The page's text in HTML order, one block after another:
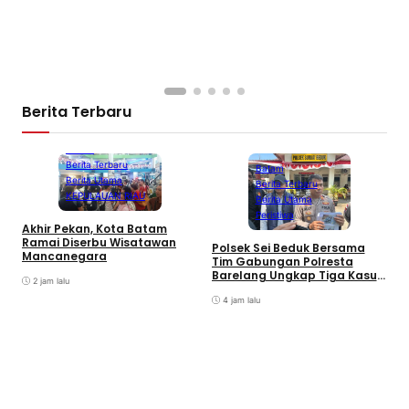
Berita Terbaru
Berita Terbaru
Berita Utama
KEPULAUAN RIAU
Akhir Pekan, Kota Batam
Ramai Diserbu Wisatawan
Mancanegara
2 jam lalu
Batam
Berita Terbaru
Berita Utama
Peristiwa
Polsek Sei Beduk Bersama
Tim Gabungan Polresta
Barelang Ungkap Tiga Kasus
4 jam lalu